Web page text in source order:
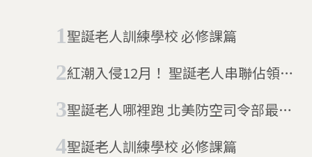
聖誕老人訓練學校 必修課篇
紅潮入侵12月！ 聖誕老人串聯佔領全
聖誕老人哪裡跑 北美防空司令部最知
聖誕老人訓練學校 必修課篇